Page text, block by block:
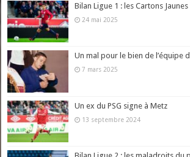
Bilan Ligue 1 : les Cartons Jaunes
24 mai 2025
Un mal pour le bien de l’équipe
7 mars 2025
Un ex du PSG signe à Metz
13 septembre 2024